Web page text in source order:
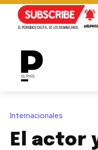
Internacionales
El actor